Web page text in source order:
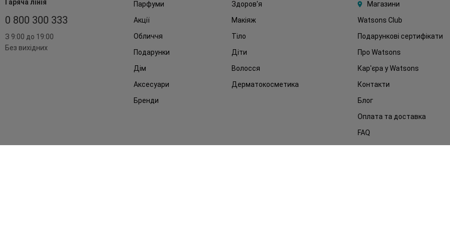
Гаряча лінія
0 800 300 333
З 9:00 до 19:00
Без вихідних
Парфуми
Здоров'я
Акції
Макіяж
Обличчя
Тіло
Подарунки
Діти
Дім
Волосся
Аксесуари
Дерматокосметика
Бренди
Магазини
Watsons Club
Подарункові сертифікати
Про Watsons
Кар'єра у Watsons
Контакти
Блог
Оплата та доставка
FAQ